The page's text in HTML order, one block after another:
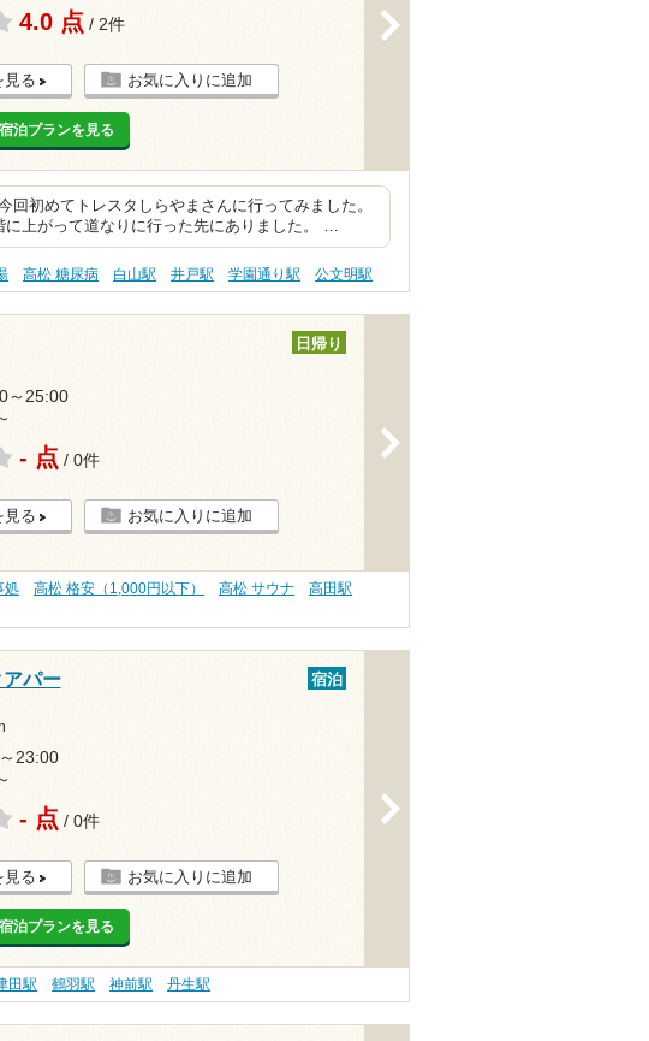
4.0 点 / 2件
見る お気に入りに追加
泊プランを見る
回初めてトレスタしらやまさんに行ってみました。
上がって道なりに行った先にありました。 …
高松 糖尿病 白山駅 井戸駅 学園通り駅 公文明駅
日帰り
～25:00
- 点 / 0件
見る お気に入りに追加
処 高松 格安（1,000円以下） 高松 サウナ
高田駅
パー
宿泊
23:00
- 点 / 0件
見る お気に入りに追加
泊プランを見る
田駅 鶴羽駅 神前駅 丹生駅